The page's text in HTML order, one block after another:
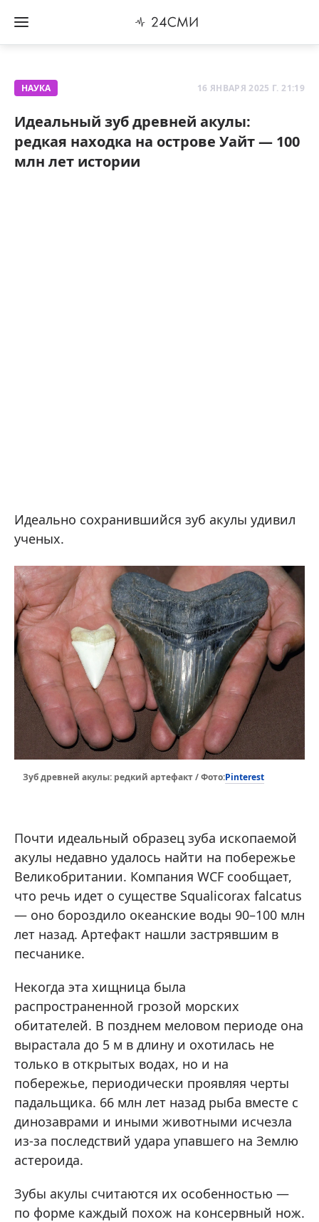
НАУКА 16 ЯНВАРЯ 2025 Г. 21:19
Идеальный зуб древней акулы:
редкая находка на острове Уайт — 100
млн лет истории
Идеально сохранившийся зуб акулы удивил
ученых.
Зуб древней акулы: редкий артефакт / Фото:Pinterest
Почти идеальный образец зуба ископаемой
акулы недавно удалось найти на побережье
Великобритании. Компания WCF сообщает,
что речь идет о существе Squalicorax falcatus
— оно бороздило океанские воды 90–100 млн
лет назад. Артефакт нашли застрявшим в
песчанике.
Некогда эта хищница была
распространенной грозой морских
обитателей. В позднем меловом периоде она
вырастала до 5 м в длину и охотилась не
только в открытых водах, но и на
побережье, периодически проявляя черты
падальщика. 66 млн лет назад рыба вместе с
динозаврами и иными животными исчезла
из-за последствий удара упавшего на Землю
астероида.
Зубы акулы считаются их особенностью —
по форме каждый похож на консервный нож.